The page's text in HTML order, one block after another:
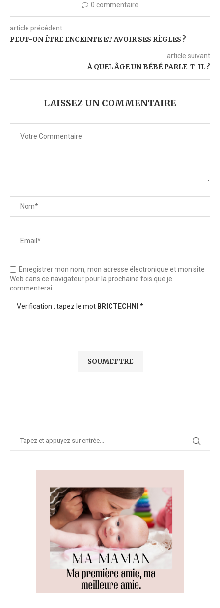
0 commentaire
article précédent
PEUT-ON ÊTRE ENCEINTE ET AVOIR SES RÈGLES ?
article suivant
À QUEL ÂGE UN BÉBÉ PARLE-T-IL ?
LAISSEZ UN COMMENTAIRE
Enregistrer mon nom, mon adresse électronique et mon site
Web dans ce navigateur pour la prochaine fois que je
commenterai.
Verification : tapez le mot BRICTECHNI *